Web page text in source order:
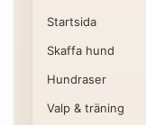
Startsida
Skaffa hund
Hundraser
Valp & träning